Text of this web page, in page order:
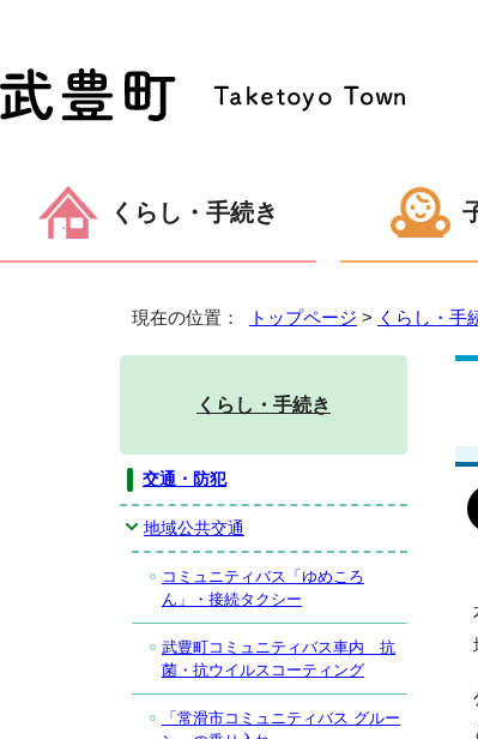
くらし・手続き
現在の位置： トップページ > くらし・手
くらし・手続き
交通・防犯
地域公共交通
コミュニティバス「ゆめころ
ん」・接続タクシー
武豊町コミュニティバス車内 抗
菌・抗ウイルスコーティング
「常滑市コミュニティバス グルー